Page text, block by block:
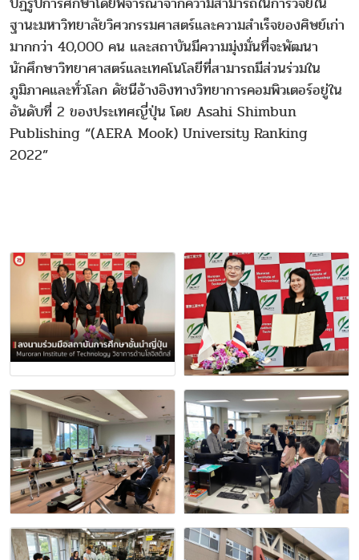
ฐานะมหาวิทยาลัยวิศวกรรมศาสตร์และความสำเร็จของศิษย์เก่า
มากกว่า 40,000 คน และสถาบันมีความมุ่งมั่นที่จะพัฒนา
นักศึกษาวิทยาศาสตร์และเทคโนโลยีที่สามารถมีส่วนร่วมใน
ภูมิภาคและทั่วโลก ดัชนีอ้างอิงทางวิทยาการคอมพิวเตอร์อยู่ใน
อันดับที่ 2 ของประเทศญี่ปุ่น โดย Asahi Shimbun
Publishing “(AERA Mook) University Ranking
2022”